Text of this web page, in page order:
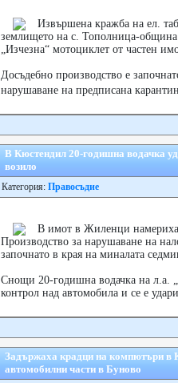
Извършена кражба на ел.
землището на с. Тополница-
„Изчезна“ мотоциклет от частен
Досъдебно производство е
нарушаване на предписана
В Кюстендил 20-годишна водачка
возило
Категория: Правосъдие
В имот в Жиленци намериха
Производство за нарушаване на
започнато в края на миналата
Снощи 20-годишна водачка на л.а.
контрол над автомобила и се е
Задържаха крадци на компютъри в
автомобилни части в Буново